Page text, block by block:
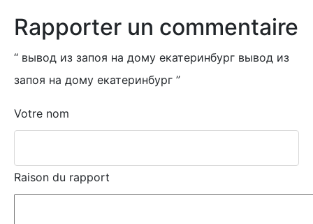
Rapporter un commentaire
“ вывод из запоя на дому екатеринбург вывод из
запоя на дому екатеринбург ”
Votre nom
Raison du rapport